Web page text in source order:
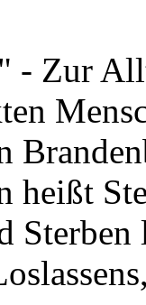
- Zur
heißt